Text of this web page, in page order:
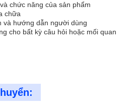
chức năng của sản phẩm
chữa
và hướng dẫn người dùng
cho bất kỳ câu hỏi hoặc mối quan